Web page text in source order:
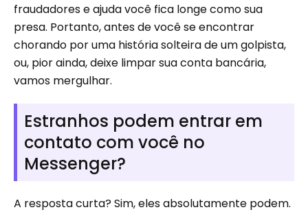
fraudadores e ajuda você fica longe como sua
presa. Portanto, antes de você se encontrar
chorando por uma história solteira de um golpista,
ou, pior ainda, deixe limpar sua conta bancária,
vamos mergulhar.
Estranhos podem entrar em
contato com você no
Messenger?
A resposta curta? Sim, eles absolutamente podem.